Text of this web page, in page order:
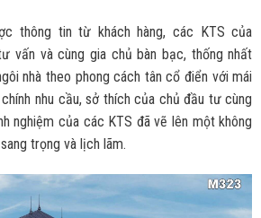
thông tin từ khách hàng, các KTS của
vấn và cùng gia chủ bàn bạc, thống nhất
nhà theo phong cách tân cổ điển với mái
nhu cầu, sở thích của chủ đầu tư cùng
nghiệm của các KTS đã vẽ lên một không
trọng và lịch lãm.